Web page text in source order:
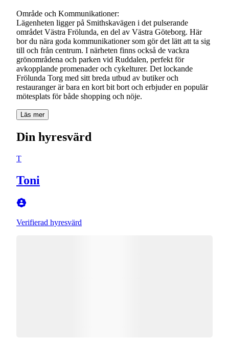
Område och Kommunikationer:
Lägenheten ligger på Smithskavägen i det pulserande
området Västra Frölunda, en del av Västra Göteborg. Här
bor du nära goda kommunikationer som gör det lätt att ta sig
till och från centrum. I närheten finns också de vackra
grönområdena och parken vid Ruddalen, perfekt för
avkopplande promenader och cykelturer. Det lockande
Frölunda Torg med sitt breda utbud av butiker och
restauranger är bara en kort bit bort och erbjuder en populär
mötesplats för både shopping och nöje.
Läs mer
Din hyresvärd
T
Toni
Verifierad hyresvärd